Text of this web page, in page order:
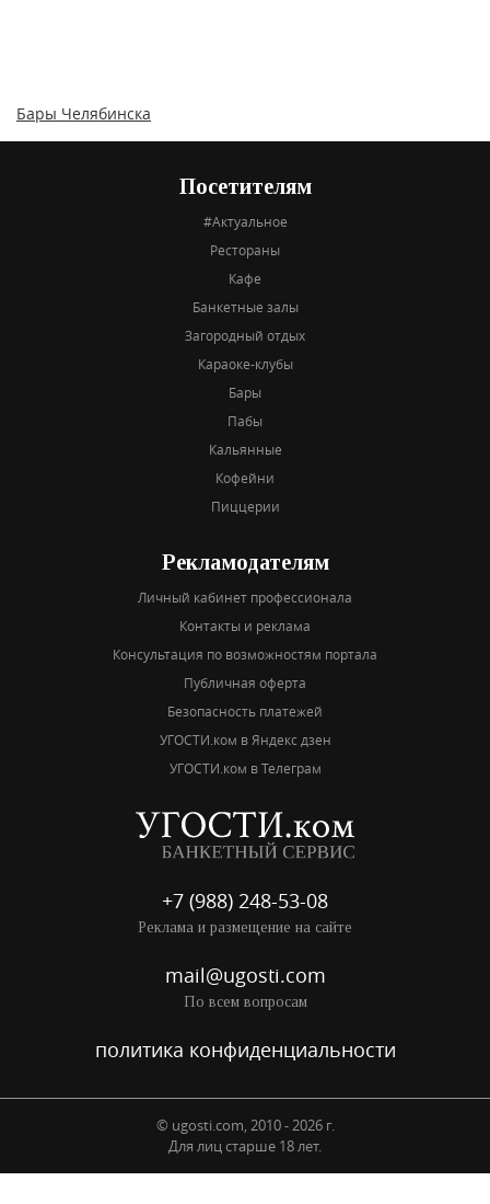
Бары Челябинска
Посетителям
#Актуальное
Рестораны
Кафе
Банкетные залы
Загородный отдых
Караоке-клубы
Бары
Пабы
Кальянные
Кофейни
Пиццерии
Рекламодателям
Личный кабинет профессионала
Контакты и реклама
Консультация по возможностям портала
Публичная оферта
Безопасность платежей
УГОСТИ.ком в Яндекс дзен
УГОСТИ.ком в Телеграм
+7 (988) 248-53-08
Реклама и размещение на сайте
mail@ugosti.com
По всем вопросам
политика конфиденциальности
© ugosti.com, 2010 - 2026 г.
Для лиц старше 18 лет.